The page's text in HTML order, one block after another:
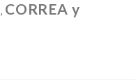
, CORREA y